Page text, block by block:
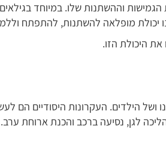
וההשתנות שלו. במיוחד
יכולת מופלאה להשתנות, להתפתח
היכולת הזו.
הילדים. העקרונות היסודיים הם
הליכה לגן, נסיעה ברכב והכנת ארוחת ערב.